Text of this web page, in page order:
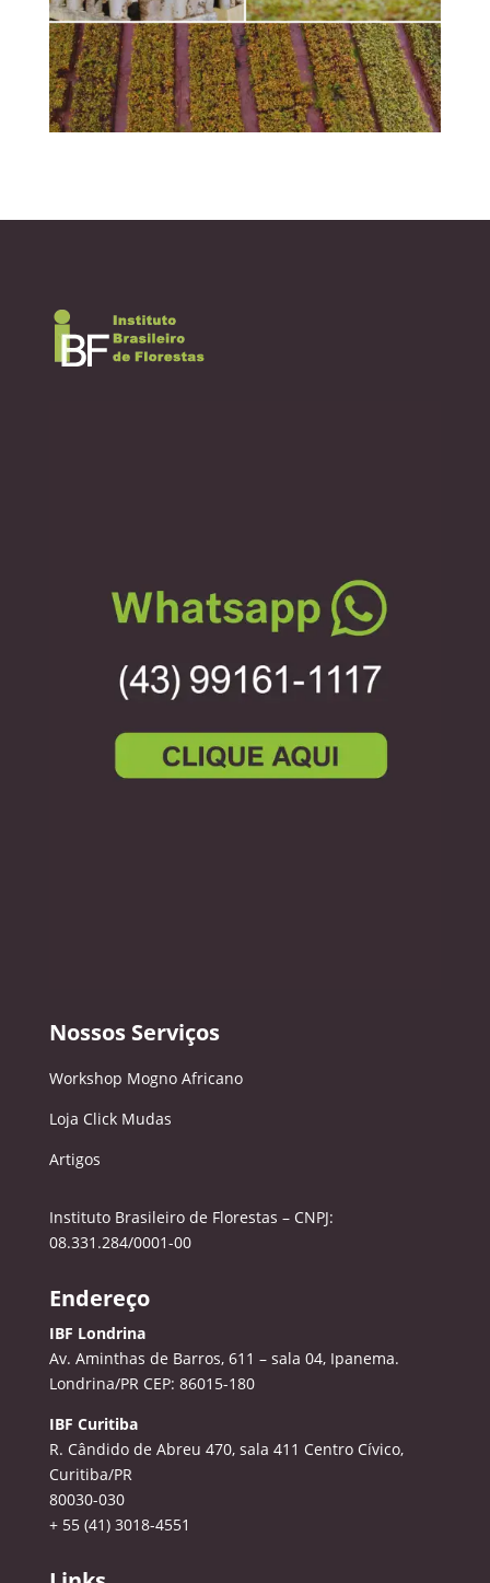
Nossos Serviços
Workshop Mogno Africano
Loja Click Mudas
Artigos
Instituto Brasileiro de Florestas – CNPJ:
08.331.284/0001-00
Endereço
IBF Londrina
Av. Aminthas de Barros, 611 – sala 04, Ipanema.
Londrina/PR CEP: 86015-180
IBF Curitiba
R. Cândido de Abreu 470, sala 411 Centro Cívico,
Curitiba/PR
80030-030
+ 55 (41) 3018-4551